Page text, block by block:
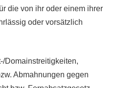
die von ihr oder einem ihrer
oder vorsätzlich
Domainstreitigkeiten,
Abmahnungen gegen